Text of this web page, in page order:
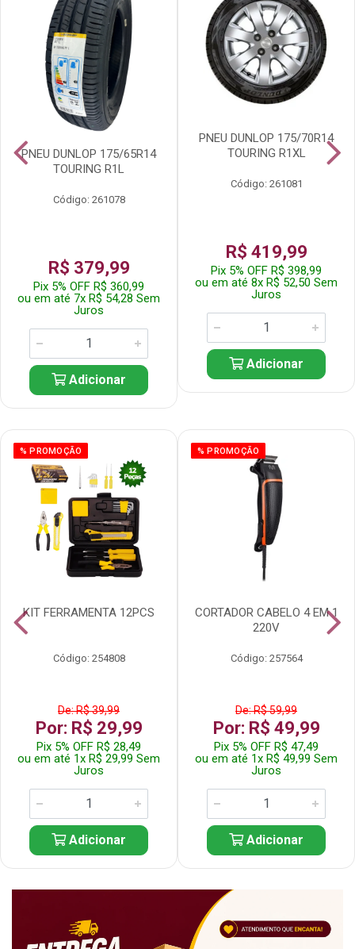
PNEU DUNLOP 175/65R14
TOURING R1L
Código: 261078
R$ 379,99
Pix 5% OFF R$ 360,99
ou em até 7x R$ 54,28 Sem
Juros
Adicionar
PNEU DUNLOP 175/70R14
TOURING R1XL
Código: 261081
R$ 419,99
Pix 5% OFF R$ 398,99
ou em até 8x R$ 52,50 Sem
Juros
Adicionar
% PROMOÇÃO
KIT FERRAMENTA 12PCS
Código: 254808
De: R$ 39,99
Por: R$ 29,99
Pix 5% OFF R$ 28,49
ou em até 1x R$ 29,99 Sem
Juros
Adicionar
% PROMOÇÃO
CORTADOR CABELO 4 EM 1
220V
Código: 257564
De: R$ 59,99
Por: R$ 49,99
Pix 5% OFF R$ 47,49
ou em até 1x R$ 49,99 Sem
Juros
Adicionar